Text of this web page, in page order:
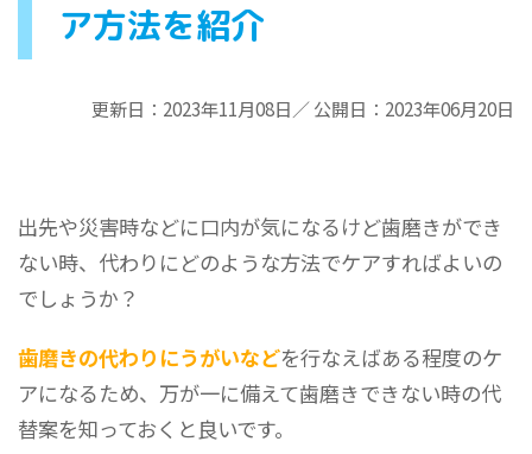
ア方法を紹介
更新日：2023年11月08日／ 公開日：2023年06月20日
出先や災害時などに口内が気になるけど歯磨きができ
ない時、代わりにどのような方法でケアすればよいの
でしょうか？
歯磨きの代わりにうがいなどを行なえばある程度のケ
アになるため、万が一に備えて歯磨きできない時の代
替案を知っておくと良いです。